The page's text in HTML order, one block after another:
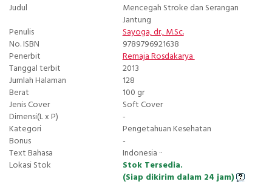
Judul
Mencegah Stroke dan Serangan
Jantung
Penulis
Sayoga, dr., M.Sc.
No. ISBN
9789796921638
Penerbit
Remaja Rosdakarya
Tanggal terbit
2013
Jumlah Halaman
128
Berat
100 gr
Jenis Cover
Soft Cover
Dimensi(L x P)
-
Kategori
Pengetahuan Kesehatan
Bonus
-
Text Bahasa
Indonesia ··
Lokasi Stok
Stok Tersedia.
(Siap dikirim dalam 24 jam)